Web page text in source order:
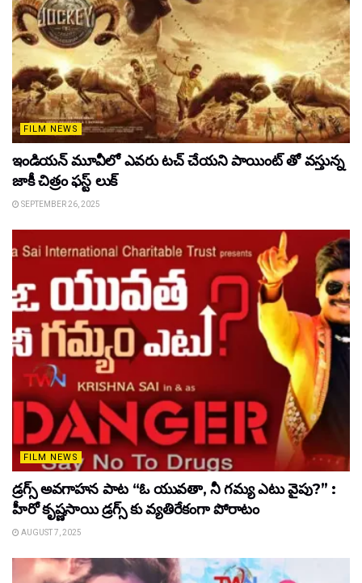
FILM NEWS
ఇండియన్ మూవీలో ఎవరు టచ్ చేయని పాయింట్ తో వస్తున్న
జాకీ చిత్రం ఫస్ట్ లుక్
SEPTEMBER 26, 2025
FILM NEWS
డ్రగ్స్ అవగాహన పాట “ఓ యువతా, నీ గమ్య ఎటు వైపు?” :
హీరో కృష్ణసాయి డ్రగ్స్ కు వ్యతిరేకంగా పోరాటం
AUGUST 7, 2025